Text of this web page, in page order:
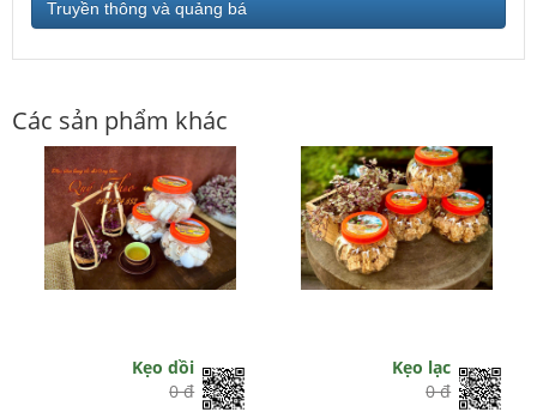
Truyền thông và quảng bá
Các sản phẩm khác
Kẹo dồi
0 đ
Kẹo lạc
0 đ